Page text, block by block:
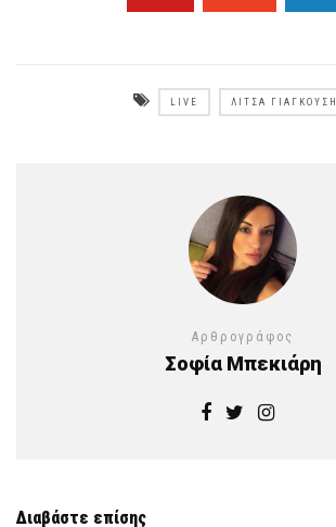
LIVE ΛΊΤΣΑ ΓΙΑΓΚΟΎΣΗ
Αρθρογράφος
Σοφία Μπεκιάρη
Διαβάστε επίσης